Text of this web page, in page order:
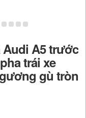
A5 trước
trái xe
gù tròn